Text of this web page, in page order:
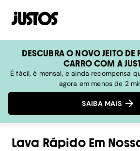
DESCUBRA O NOVO JEITO DE
CARRO COM A
É fácil, é mensal, e ainda recompensa
agora em menos de 2
SAIBA MAIS
Lava RápidoEm